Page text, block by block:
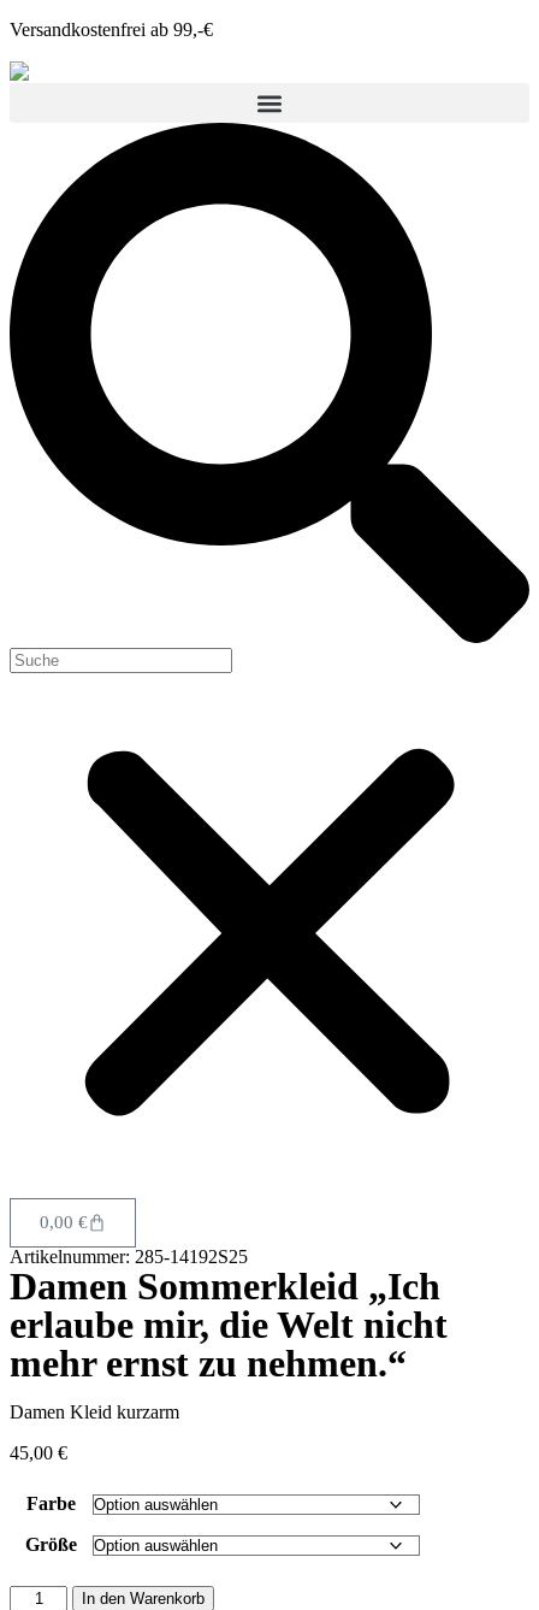
Versandkostenfrei ab 99,-€
0,00 €
Artikelnummer: 285-14192S25
Damen Sommerkleid „Ich
erlaube mir, die Welt nicht
mehr ernst zu nehmen.“
Damen Kleid kurzarm
45,00 €
Farbe
Größe
In den Warenkorb